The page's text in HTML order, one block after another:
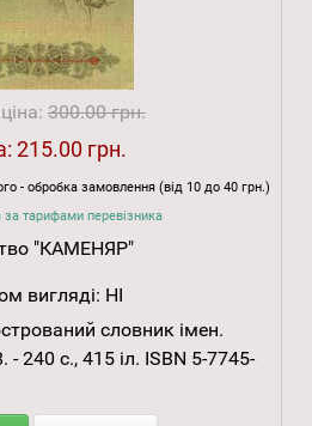
300.00 грн.
215.00 грн.
- обробка замовлення (від 10 до 40 грн.)
за тарифами перевізника
"КАМЕНЯР"
вигляді: НІ
словник імен.
240 с., 415 іл. ISBN 5-7745-